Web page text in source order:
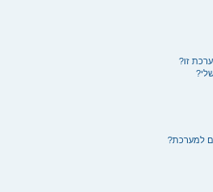
זו?
למערכת?